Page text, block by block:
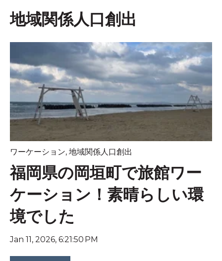
地域関係人口創出
ワーケーション, 地域関係人口創出
福岡県の岡垣町で旅館ワー
ケーション！素晴らしい環
境でした
Jan 11, 2026, 6:21:50 PM